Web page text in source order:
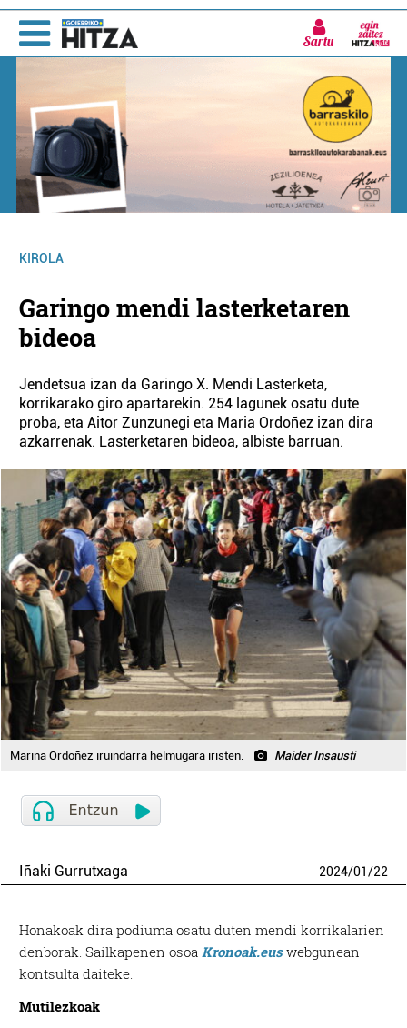
Sartu
KIROLA
Garingo mendi lasterketaren
bideoa
Jendetsua izan da Garingo X. Mendi Lasterketa,
korrikarako giro apartarekin. 254 lagunek osatu dute
proba, eta Aitor Zunzunegi eta Maria Ordoñez izan dira
azkarrenak. Lasterketaren bideoa, albiste barruan.
Marina Ordoñez iruindarra helmugara iristen. Maider Insausti
Iñaki Gurrutxaga 2024/01/22
Honakoak dira podiuma osatu duten mendi korrikalarien
denborak. Sailkapenen osoa Kronoak.euswebgunean
kontsulta daiteke.
Mutilezkoak